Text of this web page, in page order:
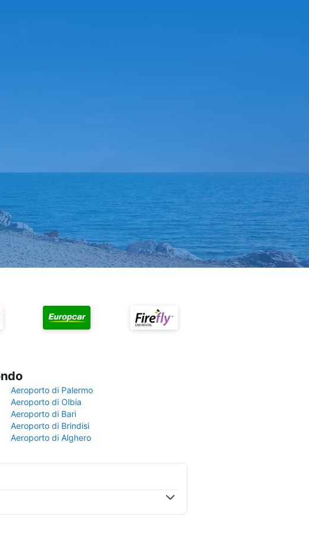
Aeroporto di Palermo
Aeroporto di Olbia
Aeroporto di Bari
Aeroporto di Brindisi
Aeroporto di Alghero